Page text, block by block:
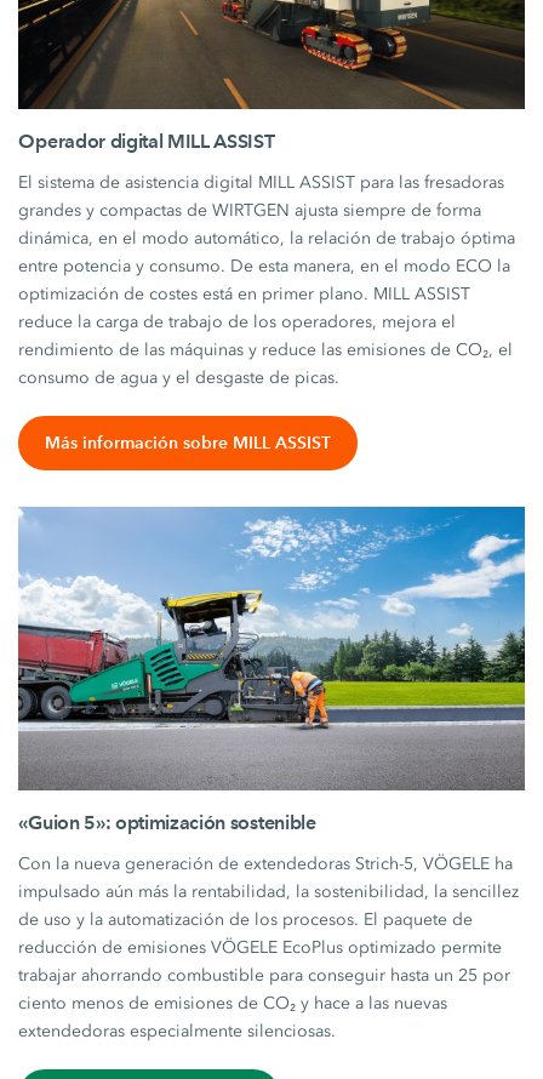
Operador digital MILL ASSIST
El sistema de asistencia digital MILL ASSIST para las fresadoras
grandes y compactas de WIRTGEN ajusta siempre de forma
dinámica, en el modo automático, la relación de trabajo óptima
entre potencia y consumo. De esta manera, en el modo ECO la
optimización de costes está en primer plano. MILL ASSIST
reduce la carga de trabajo de los operadores, mejora el
rendimiento de las máquinas y reduce las emisiones de CO₂, el
consumo de agua y el desgaste de picas.
Más información sobre MILL ASSIST
«Guion 5»: optimización sostenible
Con la nueva generación de extendedoras Strich-5, VÖGELE ha
impulsado aún más la rentabilidad, la sostenibilidad, la sencillez
de uso y la automatización de los procesos. El paquete de
reducción de emisiones VÖGELE EcoPlus optimizado permite
trabajar ahorrando combustible para conseguir hasta un 25 por
ciento menos de emisiones de CO₂ y hace a las nuevas
extendedoras especialmente silenciosas.